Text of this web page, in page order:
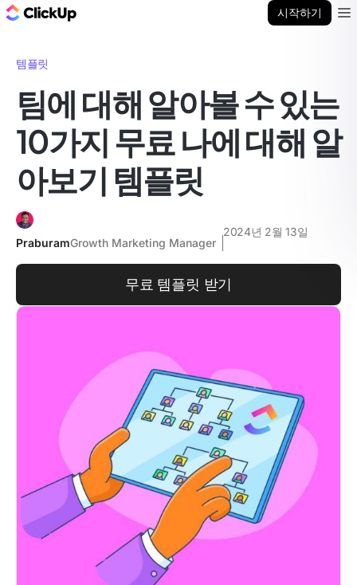
시작하기
템플릿
팀에 대해 알아볼 수 있는
10가지 무료 나에 대해 알
아보기 템플릿
PraburamGrowth Marketing Manager
2024년 2월 13일
무료 템플릿 받기